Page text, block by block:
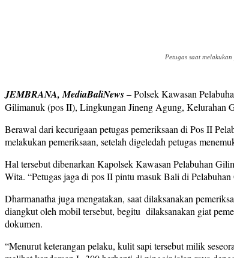
Petugas saat
JEMBRANA, MediaBaliNews– Polsek Kawasan
Gilimanuk (pos II), Lingkungan Jineng Agung, Kelurahan
Berawal dari kecurigaan petugas pemeriksaan di Pos II
melakukan pemeriksaan, setelah digeledah petugas
Hal tersebut dibenarkan Kapolsek Kawasan Pelabuhan
Wita. “Petugas jaga di pos II pintu masuk Bali di
Dharmanatha juga mengatakan, saat dilaksanakan
diangkut oleh mobil tersebut, begitu dilaksanakan giat
dokumen.
“Menurut keterangan pelaku, kulit sapi tersebut milik